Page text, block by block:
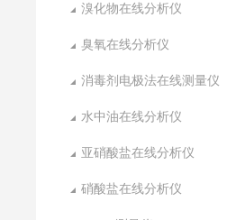
溴化物在线分析仪
臭氧在线分析仪
消毒剂电极法在线测量仪
水中油在线分析仪
亚硝酸盐在线分析仪
硝酸盐在线分析仪